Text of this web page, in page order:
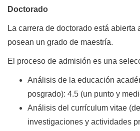
Doctorado
La carrera de doctorado está abierta
posean un grado de maestría.
El proceso de admisión es una
Análisis de la educación
posgrado): 4.5 (un punto y
Análisis del currículum vitae
investigaciones y actividades